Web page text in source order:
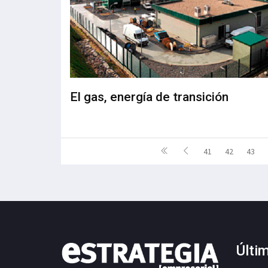
El gas, energía de transición
41 42 43